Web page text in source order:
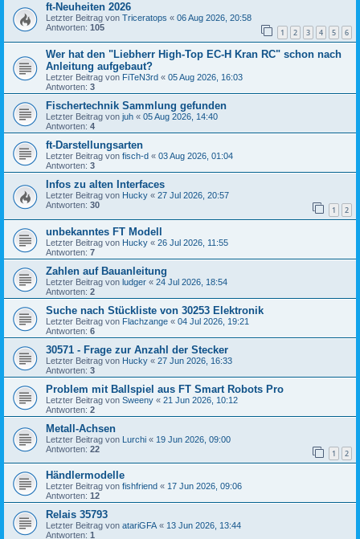
ft-Neuheiten 2026
Letzter Beitrag von Triceratops « 06 Aug 2026, 20:58
Antworten: 105 1 2 3 4 5 6
Wer hat den "Liebherr High-Top EC-H Kran RC" schon nach
Anleitung aufgebaut?
Letzter Beitrag von FiTeN3rd « 05 Aug 2026, 16:03
Antworten: 3
Fischertechnik Sammlung gefunden
Letzter Beitrag von juh « 05 Aug 2026, 14:40
Antworten: 4
ft-Darstellungsarten
Letzter Beitrag von fisch-d « 03 Aug 2026, 01:04
Antworten: 3
Infos zu alten Interfaces
Letzter Beitrag von Hucky « 27 Jul 2026, 20:57
Antworten: 30 1 2
unbekanntes FT Modell
Letzter Beitrag von Hucky « 26 Jul 2026, 11:55
Antworten: 7
Zahlen auf Bauanleitung
Letzter Beitrag von ludger « 24 Jul 2026, 18:54
Antworten: 2
Suche nach Stückliste von 30253 Elektronik
Letzter Beitrag von Flachzange « 04 Jul 2026, 19:21
Antworten: 6
30571 - Frage zur Anzahl der Stecker
Letzter Beitrag von Hucky « 27 Jun 2026, 16:33
Antworten: 3
Problem mit Ballspiel aus FT Smart Robots Pro
Letzter Beitrag von Sweeny « 21 Jun 2026, 10:12
Antworten: 2
Metall-Achsen
Letzter Beitrag von Lurchi « 19 Jun 2026, 09:00
Antworten: 22 1 2
Händlermodelle
Letzter Beitrag von fishfriend « 17 Jun 2026, 09:06
Antworten: 12
Relais 35793
Letzter Beitrag von atariGFA « 13 Jun 2026, 13:44
Antworten: 1